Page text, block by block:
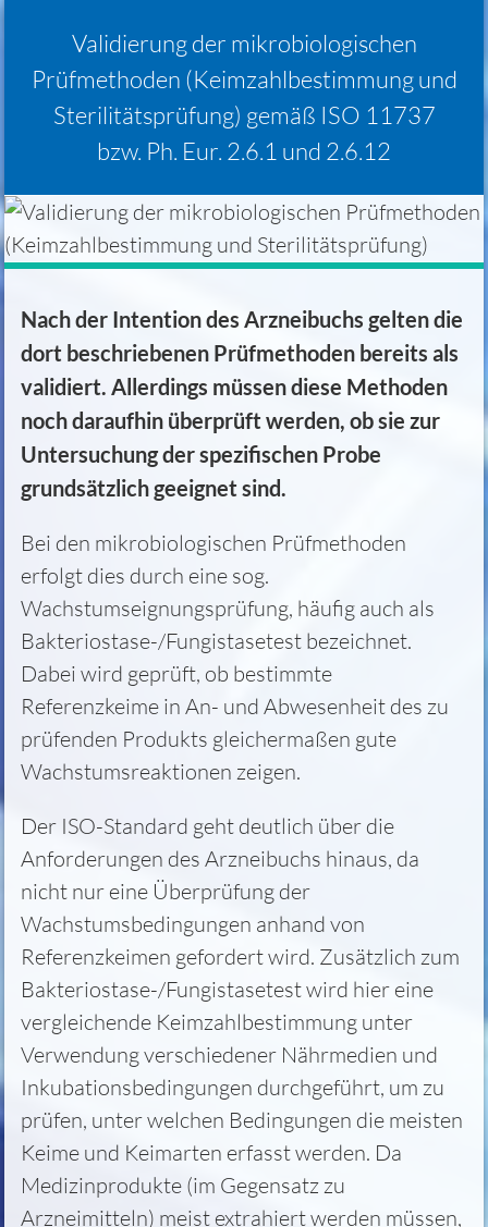
Validierung der mikrobiologischen
Prüfmethoden (Keimzahlbestimmung und
Sterilitätsprüfung) gemäß ISO 11737
bzw. Ph. Eur. 2.6.1 und 2.6.12
Nach der Intention des Arzneibuchs gelten die
dort beschriebenen Prüfmethoden bereits als
validiert. Allerdings müssen diese Methoden
noch daraufhin überprüft werden, ob sie zur
Untersuchung der spezifischen Probe
grundsätzlich geeignet sind.
Bei den mikrobiologischen Prüfmethoden
erfolgt dies durch eine sog.
Wachstumseignungsprüfung, häufig auch als
Bakteriostase-/Fungistasetest bezeichnet.
Dabei wird geprüft, ob bestimmte
Referenzkeime in An- und Abwesenheit des zu
prüfenden Produkts gleichermaßen gute
Wachstumsreaktionen zeigen.
Der ISO-Standard geht deutlich über die
Anforderungen des Arzneibuchs hinaus, da
nicht nur eine Überprüfung der
Wachstumsbedingungen anhand von
Referenzkeimen gefordert wird. Zusätzlich zum
Bakteriostase-/Fungistasetest wird hier eine
vergleichende Keimzahlbestimmung unter
Verwendung verschiedener Nährmedien und
Inkubationsbedingungen durchgeführt, um zu
prüfen, unter welchen Bedingungen die meisten
Keime und Keimarten erfasst werden. Da
Medizinprodukte (im Gegensatz zu
Arzneimitteln) meist extrahiert werden müssen,